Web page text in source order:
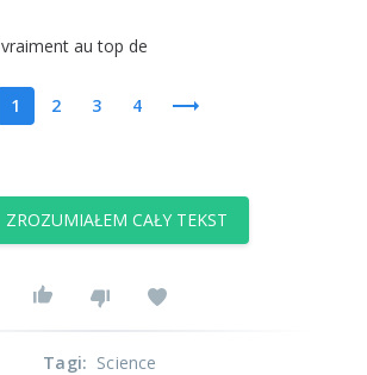
vraiment au top de
1 2 3 4
ZROZUMIAŁEM CAŁY TEKST
Tagi: Science